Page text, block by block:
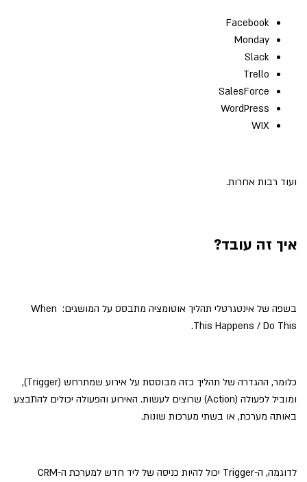
Facebook
Monday
Slack
Trello
SalesForce
WordPress
WIX
ועוד רבות אחרות.
איך זה עובד?
בשפה של אינטגרטלי תהליך אוטומציה מתבסס על המושגים: When
This Happens / Do This.
כלומר, ההגדרה של תהליך כזה מבוססת על אירוע שמתרחש (Trigger),
ומוביל לפעולה (Action) שרוצים לעשות. האירוע והפעולה יכולים להתבצע
באותה מערכת, או בשתי מערכות שונות.
לדוגמה, ה-Trigger יכול להיות כניסה של ליד חדש למערכת ה-CRM